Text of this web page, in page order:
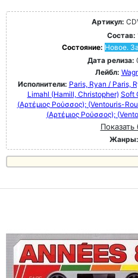
Артикул:
Состав:
Состояние: Новое.
Дата релиза:
Лейбл:
Исполнители: Paris, Ryan / Paris,
Limahl (Hamill, Christopher) Soft
(Αρτέμιος Ρούσσος); (Ventouris-
(Αρτέμιος Ρούσσος);
Жанры: